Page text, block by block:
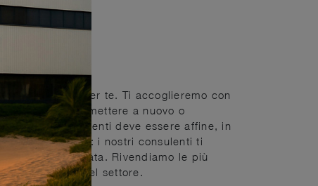
luogo ideale per te. Ti accoglieremo con
sarà agevole mettere a nuovo o
degli ambienti deve essere affine, in
per te. Entra: i nostri consulenti ti
raffinata. Rivendiamo le più
e dedizione nel settore.